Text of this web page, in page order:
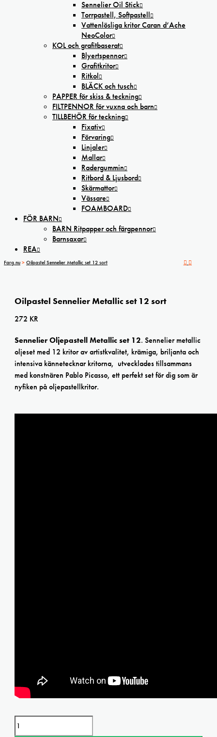
Sennelier Oil Stick
Torrpastell, Softpastell
Vattenlösliga kritor Caran d’Ache
NeoColor
KOL och grafitbaserat
Blyertspennor
Grafitkritor
Ritkol
BLÄCK och tusch
PAPPER för skiss & teckning
FILTPENNOR för vuxna och barn
TILLBEHÖR för teckning
Fixativ
Förvaring
Linjaler
Mallar
Radergummin
Ritbord & Ljusbord
Skärmattor
Vässare
FOAMBOARD
FÖR BARN
BARN Ritpapper och färgpennor
Barnsaxar
REA
Farg.nu > Oilpastel Sennelier Metallic set 12 sort
Oilpastel Sennelier Metallic set 12 sort
272 KR
Sennelier Oljepastell Metallic set 12. Sennelier metallic
oljeset med 12 kritor av artistkvalitet, krämiga, briljanta och
intensiva kännetecknar kritorna, utvecklades tillsammans
med konstnären Pablo Picasso, ett perfekt set för dig som är
nyfiken på oljepastellkritor.